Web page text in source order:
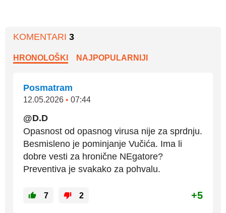
KOMENTARI 3
HRONOLOŠKI NAJPOPULARNIJI
Posmatram
12.05.2026 • 07:44
@D.D
Opasnost od opasnog virusa nije za sprdnju.
Besmisleno je pominjanje Vučića. Ima li
dobre vesti za hronične NEgatore?
Preventiva je svakako za pohvalu.
7 2 +5